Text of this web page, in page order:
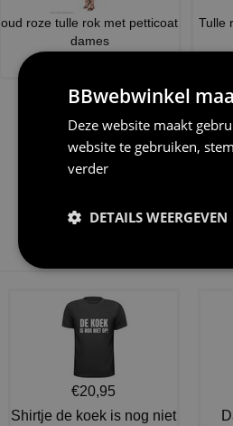
oud roze tulle rok met petticoat
dames
Tulle
€20,95
Shirtje de koek is nog niet
BBwebwinkel
Deze website maakt
website te gebruiken,
verder
DETAILS WEERGEVEN